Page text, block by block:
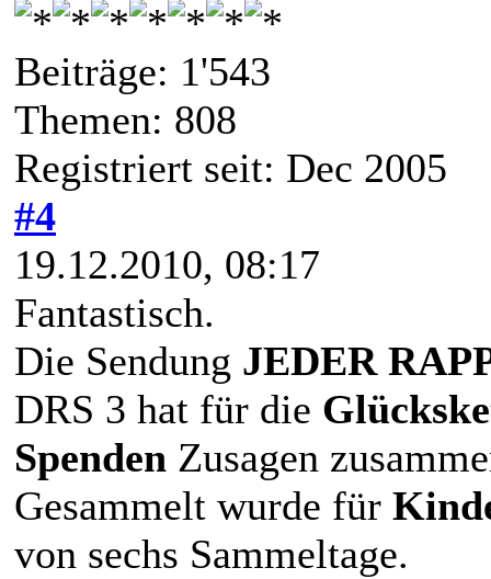
Beiträge: 1'543
Themen: 808
Registriert seit: Dec 2005
#4
19.12.2010, 08:17
Fantastisch.
Die Sendung JEDER
DRS 3 hat für die
Spenden Zusagen
Gesammelt wurde für
von sechs Sammeltage.